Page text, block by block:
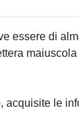
essere di
acquisite le